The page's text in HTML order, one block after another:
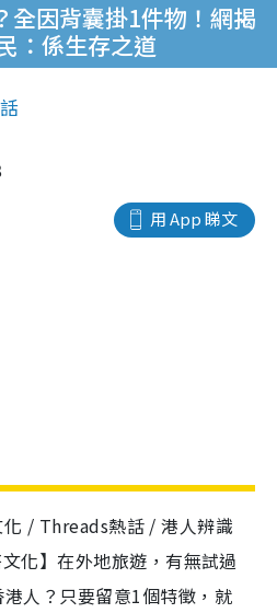
全因背囊掛1件物！網揭
：係生存之道
用 App 睇文
化 / Threads熱話 / 港人辨識
化】在外地旅遊，有無試過
人？只要留意1個特徵，就